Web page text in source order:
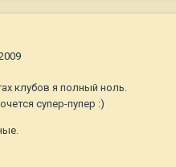
клубов я полный ноль.
супер-пупер :)